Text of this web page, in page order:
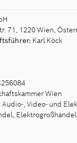
71, 1220 Wien,
Karl Köck
Wien
, Video- und
Elektrogroßhandel